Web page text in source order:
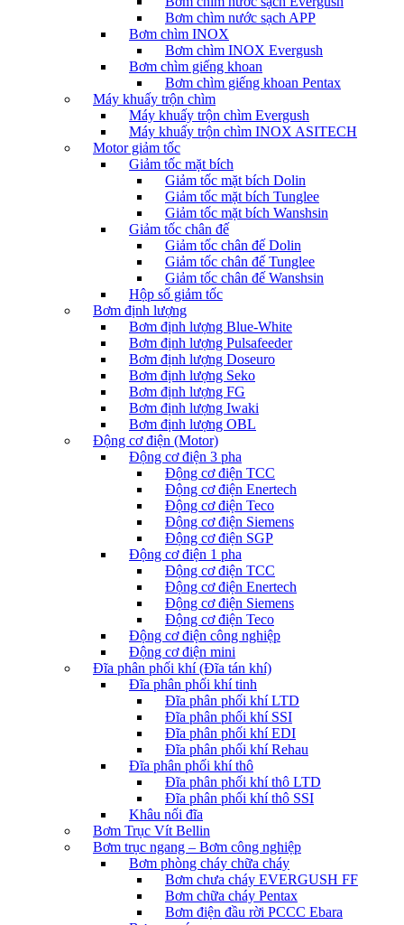
Bơm chìm nước sạch APP
Bơm chìm INOX
Bơm chìm INOX Evergush
Bơm chìm giếng khoan
Bơm chìm giếng khoan Pentax
Máy khuấy trộn chìm
Máy khuấy trộn chìm Evergush
Máy khuấy trộn chìm INOX ASITECH
Motor giảm tốc
Giảm tốc mặt bích
Giảm tốc mặt bích Dolin
Giảm tốc mặt bích Tunglee
Giảm tốc mặt bích Wanshsin
Giảm tốc chân đế
Giảm tốc chân đế Dolin
Giảm tốc chân đế Tunglee
Giảm tốc chân đế Wanshsin
Hộp số giảm tốc
Bơm định lượng
Bơm định lượng Blue-White
Bơm định lượng Pulsafeeder
Bơm định lượng Doseuro
Bơm định lượng Seko
Bơm định lượng FG
Bơm định lượng Iwaki
Bơm định lượng OBL
Động cơ điện (Motor)
Động cơ điện 3 pha
Động cơ điện TCC
Động cơ điện Enertech
Động cơ điện Teco
Động cơ điện Siemens
Động cơ điện SGP
Động cơ điện 1 pha
Động cơ điện TCC
Động cơ điện Enertech
Động cơ điện Siemens
Động cơ điện Teco
Động cơ điện công nghiệp
Động cơ điện mini
Đĩa phân phối khí (Đĩa tán khí)
Đĩa phân phối khí tinh
Đĩa phân phối khí LTD
Đĩa phân phối khí SSI
Đĩa phân phối khí EDI
Đĩa phân phối khí Rehau
Đĩa phân phối khí thô
Đĩa phân phối khí thô LTD
Đĩa phân phối khí thô SSI
Khâu nối đĩa
Bơm Trục Vít Bellin
Bơm trục ngang – Bơm công nghiệp
Bơm phòng cháy chữa cháy
Bơm chưa cháy EVERGUSH FF
Bơm chữa cháy Pentax
Bơm điện đầu rời PCCC Ebara